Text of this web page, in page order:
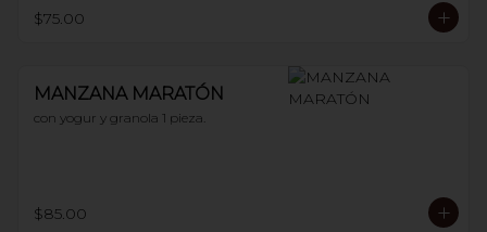
$75.00
MANZANA MARATÓN
con yogur y granola 1 pieza.
$85.00